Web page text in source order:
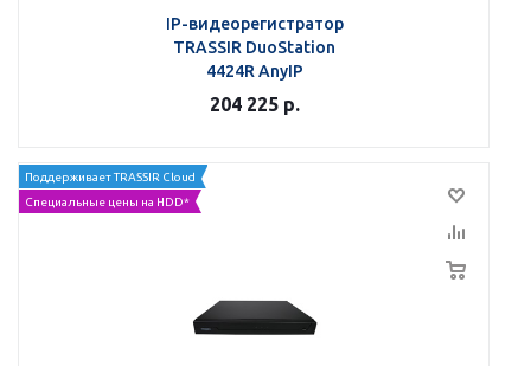
IP-видеорегистратор
TRASSIR DuoStation
4424R AnyIP
204 225р.
Поддерживает TRASSIR Cloud
Специальные цены на HDD*